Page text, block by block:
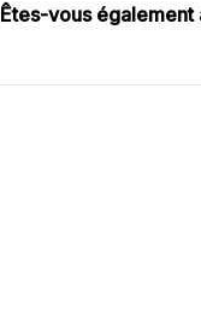
Êtes-vous également